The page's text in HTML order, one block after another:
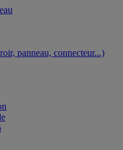
panneau, connecteur...)